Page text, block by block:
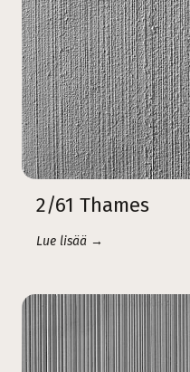
2/61 Thames
Lue lisää →